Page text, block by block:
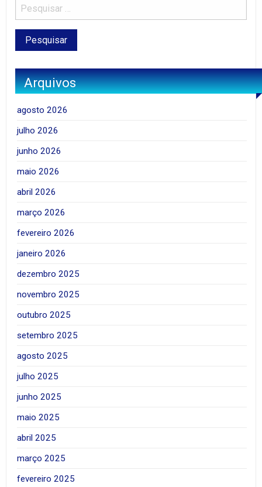
Arquivos
agosto 2026
julho 2026
junho 2026
maio 2026
abril 2026
março 2026
fevereiro 2026
janeiro 2026
dezembro 2025
novembro 2025
outubro 2025
setembro 2025
agosto 2025
julho 2025
junho 2025
maio 2025
abril 2025
março 2025
fevereiro 2025